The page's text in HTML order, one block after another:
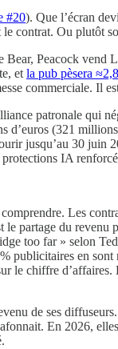
#20). Que l’écran
le contrat. Ou plutôt
Bear, Peacock
et la pub pèsera
commerciale. Il
patronale qui
(321
jusqu’au 30 juin
protections IA
Les
le partage du
too far » selon
en
le chiffre
de ses
En 2026,